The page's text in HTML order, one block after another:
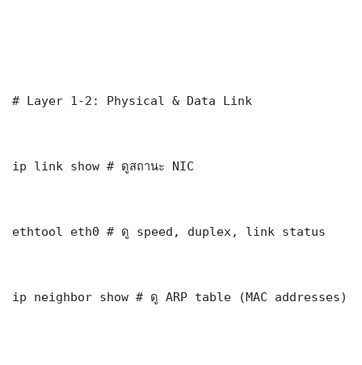
# Layer 1-2: Physical & Data Link
ip link show # ดูสถานะ NIC
ethtool eth0 # ดู speed, duplex, link status
ip neighbor show # ดู ARP table (MAC addresses)